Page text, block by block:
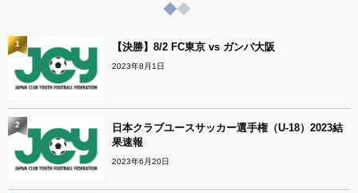
【決勝】8/2 FC東京 vs ガンバ大阪
2023年8月1日
1
日本クラブユースサッカー選手権（U-18）2023結
果速報
2023年6月20日
2